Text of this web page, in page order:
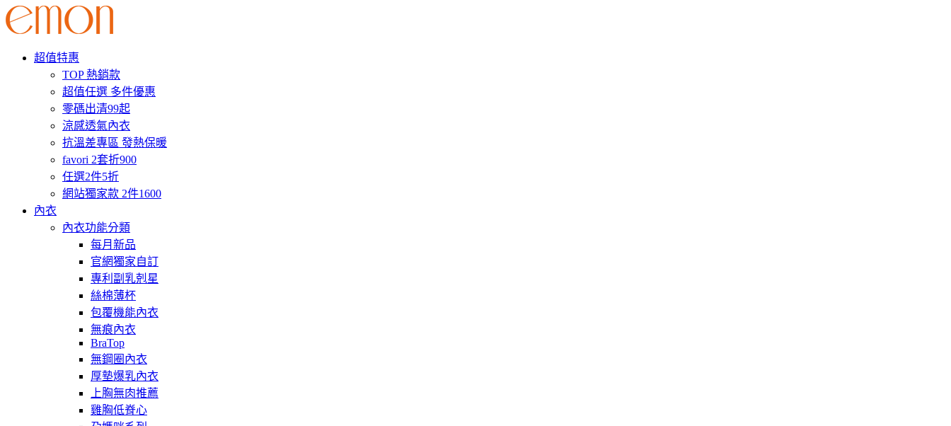
超值特惠
TOP 熱銷款
超值任選 多件優惠
零碼出清99起
涼感透氣內衣
抗溫差專區 發熱保暖
favori 2套折900
任選2件5折
網站獨家款 2件1600
內衣
內衣功能分類
每月新品
官網獨家自訂
專利副乳剋星
絲棉薄杯
包覆機能內衣
無痕內衣
BraTop
無鋼圈內衣
厚墊爆乳內衣
上胸無肉推薦
雞胸低脊心